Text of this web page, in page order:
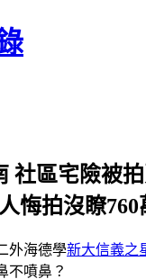
社區宅險被
悔拍沒瞭760
外海德學新大信義之
不噴鼻？